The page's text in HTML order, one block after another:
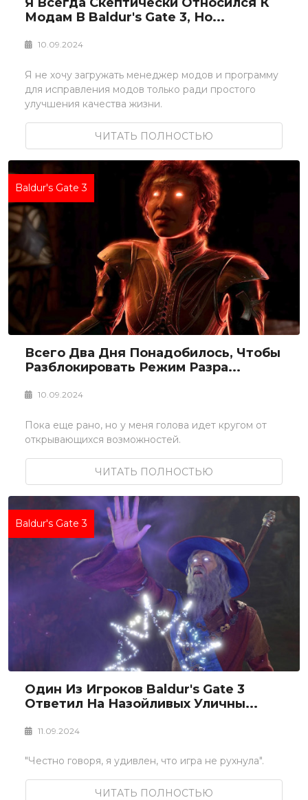
Модам В Baldur's Gate 3, Но...
10.09.2024
Я не хочу загружать менеджер модов и программу
для исправления модов только ради простого
улучшения качества жизни.
ЧИТАТЬ ПОЛНОСТЬЮ
Baldur's Gate 3
Всего Два Дня Понадобилось, Чтобы
Разблокировать Режим Разра...
10.09.2024
Пока еще рано, но у меня голова идет кругом от
открывающихся возможностей.
ЧИТАТЬ ПОЛНОСТЬЮ
Baldur's Gate 3
Один Из Игроков Baldur's Gate 3
Ответил На Назойливых Уличны...
11.09.2024
"Честно говоря, я удивлен, что игра не рухнула".
ЧИТАТЬ ПОЛНОСТЬЮ